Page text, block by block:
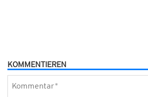
KOMMENTIEREN